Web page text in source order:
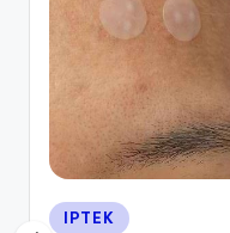
Posted
IPTEK